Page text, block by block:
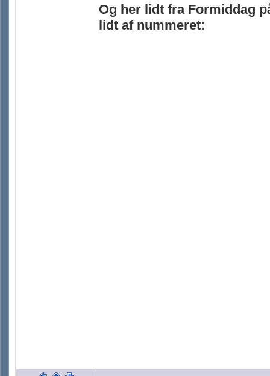
Og her lidt fra Formiddag
lidt af nummeret: